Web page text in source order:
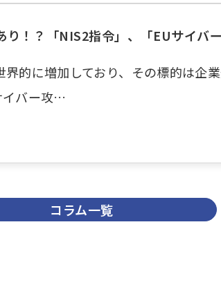
り！？「NIS2指令」、「EUサイバ
的に増加しており、その標的は企
イバー攻…
コラム一覧